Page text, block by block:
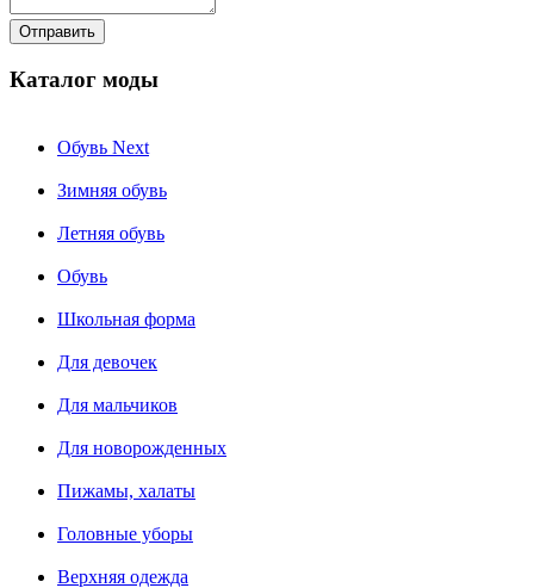
Каталог моды
Обувь Next
Зимняя обувь
Летняя обувь
Обувь
Школьная форма
Для девочек
Для мальчиков
Для новорожденных
Пижамы, халаты
Головные уборы
Верхняя одежда